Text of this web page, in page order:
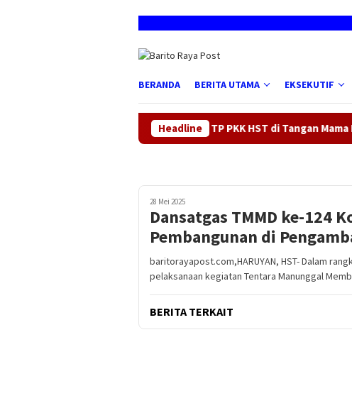
BERANDA BERITA UTAMA EKSEKUTIF
Headline
Kreativitas TP PKK HST di Tangan Mama Deden
28 Mei 2025
Dansatgas TMMD ke-124
Pembangunan di
baritorayapost.com,HARUYAN, HST- Dalam
pelaksanaan kegiatan Tentara Manunggal
BERITA TERKAIT